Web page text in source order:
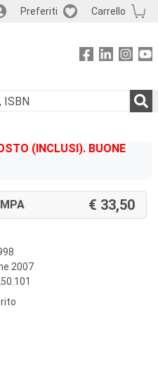
Preferiti Carrello
(INCLUSI). BUONE
33,50
2007